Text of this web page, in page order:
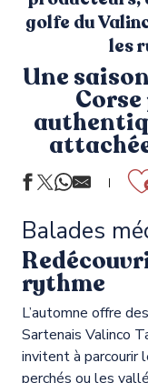
golfe du
les
Une
Balades
rythme
L’automne offre
Sartenais Valinco
invitent à
perchés ou les